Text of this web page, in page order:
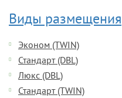
Виды размещения
Эконом (TWIN)
Стандарт (DBL)
Люкс (DBL)
Стандарт (TWIN)